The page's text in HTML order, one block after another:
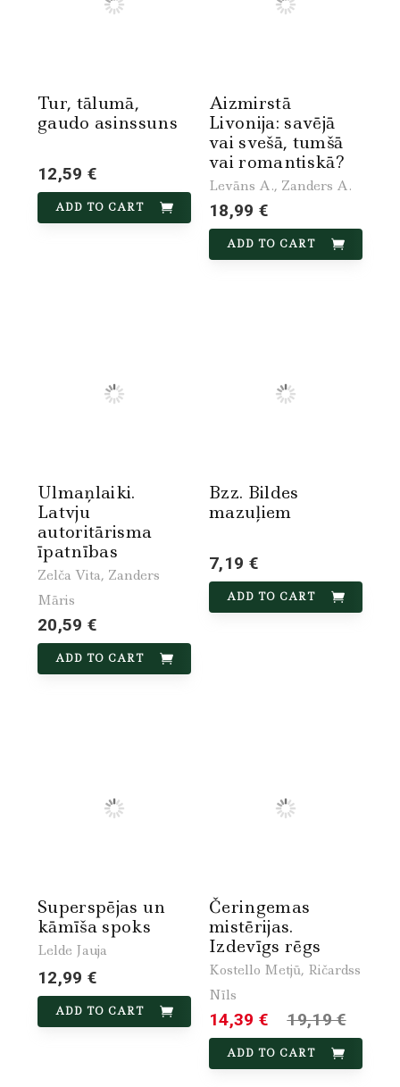
Tur, tālumā,
gaudo asinssuns
12,59 €
ADD TO CART
Aizmirstā
Livonija: savējā
vai svešā, tumšā
vai romantiskā?
Levāns A., Zanders A.
18,99 €
ADD TO CART
Ulmaņlaiki.
Latvju
autoritārisma
īpatnības
Zelča Vita, Zanders
Māris
20,59 €
ADD TO CART
Bzz. Bildes
mazuļiem
7,19 €
ADD TO CART
Superspējas un
kāmīša spoks
Lelde Jauja
12,99 €
ADD TO CART
Čeringemas
mistērijas.
Izdevīgs rēgs
Kostello Metjū, Ričardss
Nīls
14,39 € 19,19 €
ADD TO CART